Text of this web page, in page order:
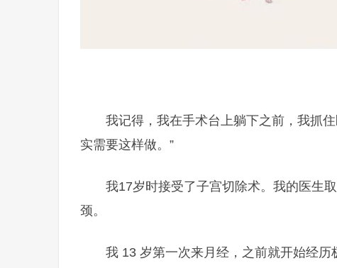
我记得，我在手术台上躺下之前，我抓
实需要这样做。”
我17岁时接受了子宫切除术。我的医生
颈。
我 13 岁第一次来月经，之前就开始经历